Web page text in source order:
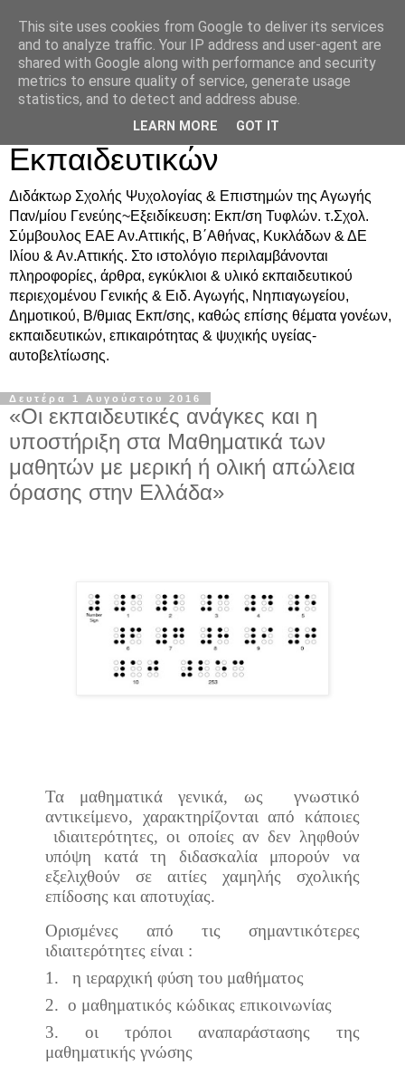
Δρ. Ράνια Χιουρέα-
Συμβουλευτική &
Υποστήριξη Γονέων &
Εκπαιδευτικών
Διδάκτωρ Σχολής Ψυχολογίας & Επιστημών της Αγωγής
Παν/μίου Γενεύης~Εξειδίκευση: Εκπ/ση Τυφλών. τ.Σχολ.
Σύμβουλος ΕΑΕ Αν.Αττικής, Β΄Αθήνας, Κυκλάδων & ΔΕ
Ιλίου & Αν.Αττικής. Στο ιστολόγιο περιλαμβάνονται
πληροφορίες, άρθρα, εγκύκλιοι & υλικό εκπαιδευτικού
περιεχομένου Γενικής & Ειδ. Αγωγής, Νηπιαγωγείου,
Δημοτικού, Β/θμιας Εκπ/σης, καθώς επίσης θέματα γονέων,
εκπαιδευτικών, επικαιρότητας & ψυχικής υγείας-
αυτοβελτίωσης.
Δευτέρα 1 Αυγούστου 2016
«Οι εκπαιδευτικές ανάγκες και η
υποστήριξη στα Μαθηματικά των
μαθητών με μερική ή ολική απώλεια
όρασης στην Ελλάδα»
Τα μαθηματικά γενικά, ως
γνωστικό
αντικείμενο, χαρακτηρίζονται από κάποιες
ιδιαιτερότητες, οι οποίες αν δεν ληφθούν
υπόψη κατά τη διδασκαλία μπορούν να
εξελιχθούν σε αιτίες χαμηλής σχολικής
επίδοσης και αποτυχίας.
Ορισμένες από τις σημαντικότερες
ιδιαιτερότητες είναι :
1.
η ιεραρχική φύση του μαθήματος
2. ο μαθηματικός κώδικας επικοινωνίας
3.
οι τρόποι αναπαράστασης της
μαθηματικής γνώσης
This site uses cookies from Google to deliver its services
and to analyze traffic. Your IP address and user-agent are
shared with Google along with performance and security
metrics to ensure quality of service, generate usage
statistics, and to detect and address abuse.
LEARN MORE GOT IT